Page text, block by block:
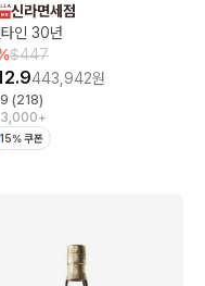
신라면세점
인 30년
$447
443,942원
(218)
3,000+
15% 쿠폰